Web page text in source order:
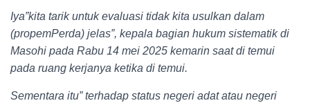
Iya”kita tarik untuk evaluasi tidak kita usulkan dalam
(propemPerda) jelas”, kepala bagian hukum sistematik di
Masohi pada Rabu 14 mei 2025 kemarin saat di temui
pada ruang kerjanya ketika di temui.
Sementara itu” terhadap status negeri adat atau negeri